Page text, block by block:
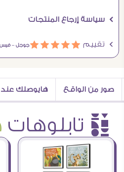
Ö سياسة إرجاع المنتجات
Ö تقييم áááááجوجل –
صور من الواقع هايوصلك عند
è تابلوهات